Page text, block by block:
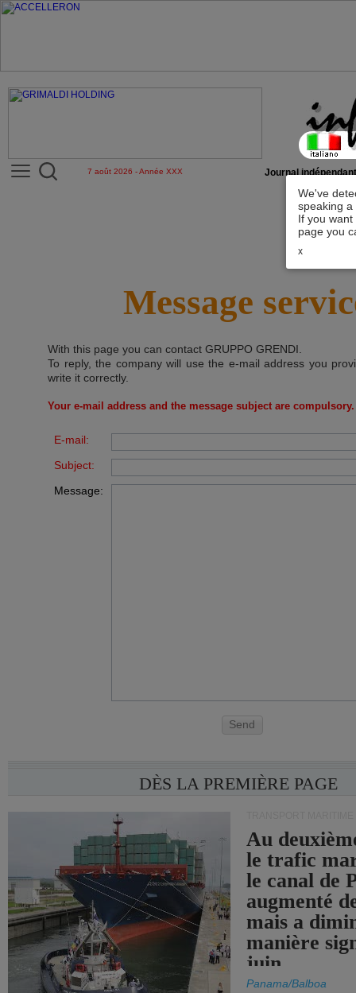
We've
speaking
If you
page you
x
7 août 2026 - Année XXX Journal
Message
With this page you can contact GRUPPO GRENDI
To reply, the company will use the e-mail address you
write it correctly.
Your e-mail address and the message subject are compulsory.
E-mail:
Subject:
Message:
Send
DÈS LA PREMIÈRE PAGE
Au
le trafic
le canal de
augmenté
mais a
manière
juin.
Panama/Balboa